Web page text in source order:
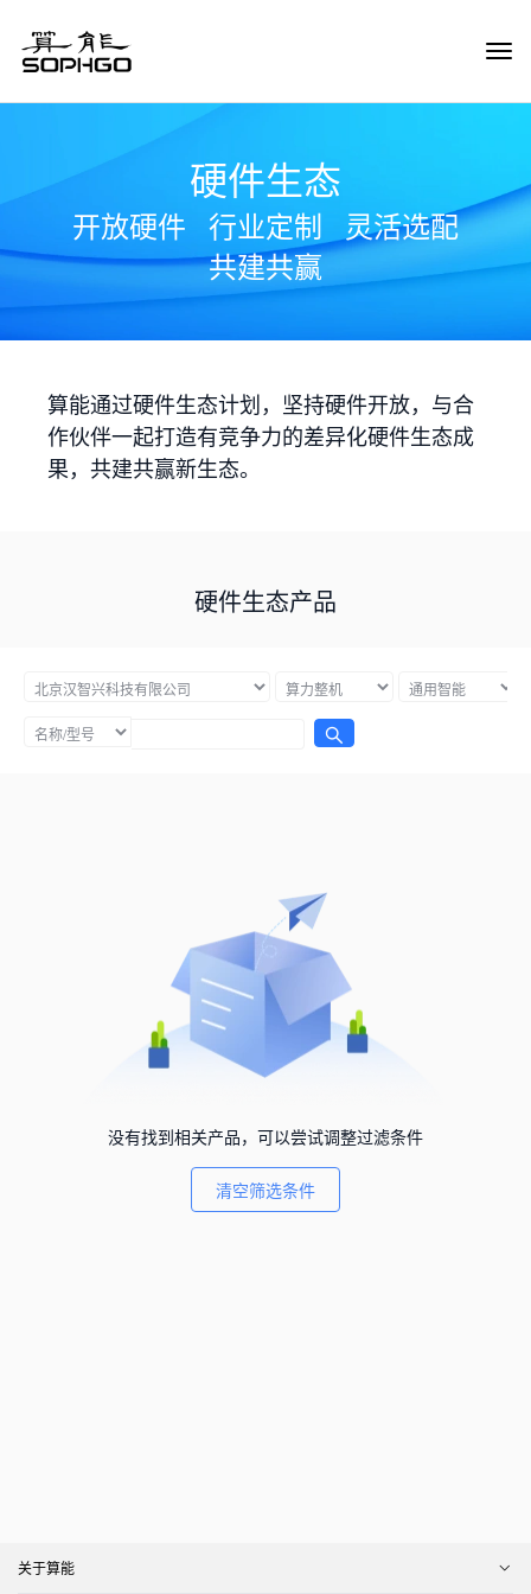
硬件生态
开放硬件 行业定制
灵活选配
共建共赢
算能通过硬件生态计划，坚持硬件开放，与合
作伙伴一起打造有竞争力的差异化硬件生态成
果，共建共赢新生态。
硬件生态产品
没有找到相关产品，可以尝试调整过滤条件
清空筛选条件
关于算能